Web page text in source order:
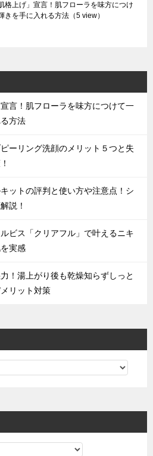
格上げ」宣言！肌フローラを味方につけ
きを手に入れる方法 （5 view）
言！肌フローラを味方につけて一
方法
ーリング洗顔のメリット５つと失
ットの評判と使い方や注意点！シ
説！
ビス「クリアフル」で叶えるニキ
実感
！湯上がり後も乾燥知らずしっと
リット対策